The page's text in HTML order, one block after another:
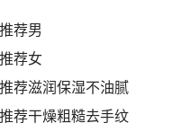
荐男
荐女
荐滋润保湿不油腻
荐干燥粗糙去手纹